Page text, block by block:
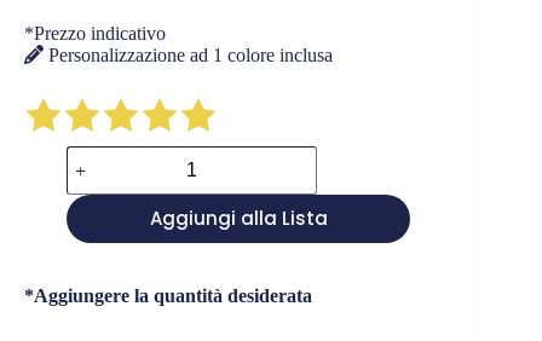
*Prezzo indicativo
Personalizzazione ad 1 colore inclusa
Penne
Sfera
Parker
in
Aggiungi alla Lista
*Aggiungere la quantità desiderata